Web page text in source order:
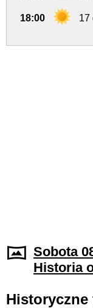
18:00 17
Sobota
Historia
Historyczne